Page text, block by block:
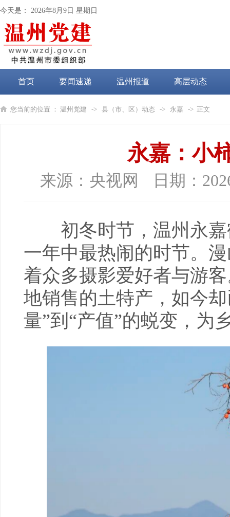
今天是： 2026年8月9日 星期日
首页 要闻速递 温州报道 高层动态
党纪学习教育
您当前的位置 ： 温州党建 -> 县（市、区）动态 -> 永嘉 -> 正文
永嘉：小
来源： 央视网 日期：
初冬时节，温州永嘉
一年中最热闹的时节。
着众多摄影爱好者与游
地销售的土特产，如今
量”到“产值”的蜕变，为